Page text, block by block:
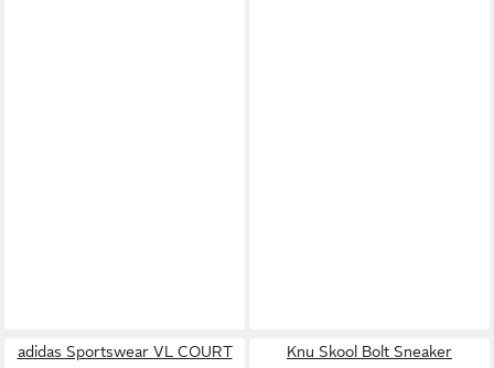
adidas Sportswear VL COURT
Knu Skool Bolt Sneaker